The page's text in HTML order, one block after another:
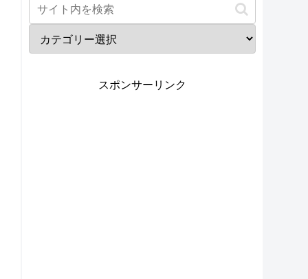
スポンサーリンク